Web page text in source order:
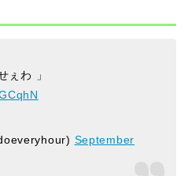
わ 」
September